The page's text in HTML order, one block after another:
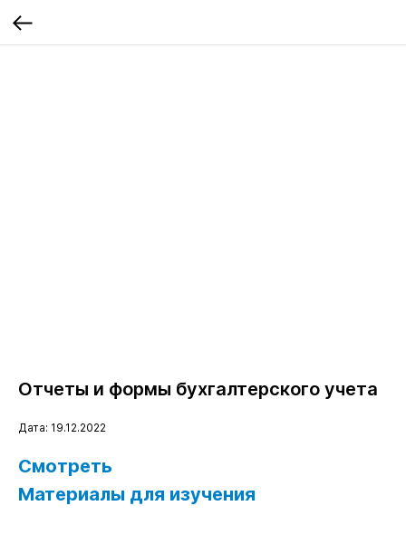
Отчеты и формы бухгалтерского учета
Дата: 19.12.2022
Смотреть
Материалы для изучения